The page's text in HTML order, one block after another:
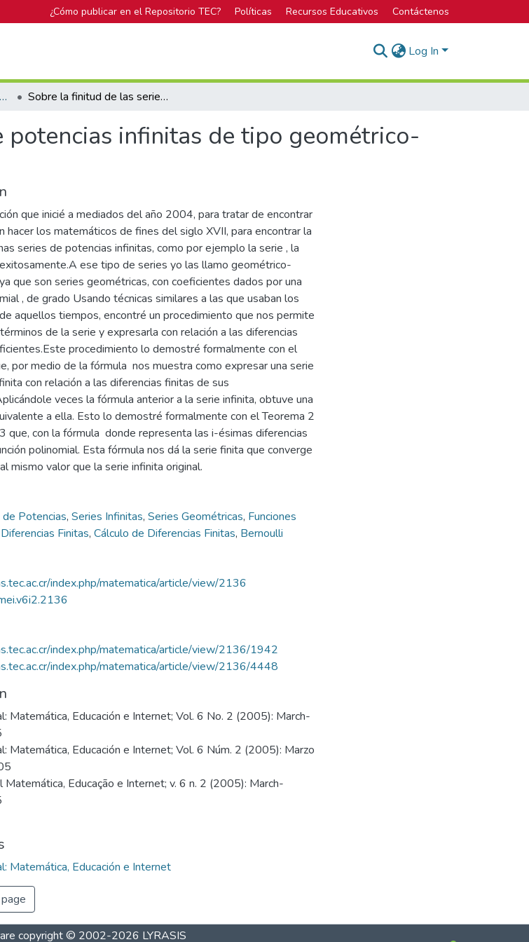
¿Cómo publicar en el Repositorio TEC? Políticas Recursos Educativos Contáctenos
Log In
Revista Digital: Matemática, Educación e Internet Sobre la finitud de las series de potencias infinitas de tipo geométrico-polinomiales
infinitas de tipo geométrico-
que inicié a mediados del año 2004, para tratar de encontrar
hacer los matemáticos de fines del siglo XVII, para encontrar la
series de potencias infinitas, como por ejemplo la serie , la
ese tipo de series yo las llamo geométrico-
que son series geométricas, con coeficientes dados por una
, de grado Usando técnicas similares a las que usaban los
aquellos tiempos, encontré un procedimiento que nos permite
de la serie y expresarla con relación a las diferencias
procedimiento lo demostré formalmente con el
por medio de la fórmula nos muestra como expresar una serie
con relación a las diferencias finitas de sus
veces la fórmula anterior a la serie infinita, obtuve una
a ella. Esto lo demostré formalmente con el Teorema 2
que, con la fórmula donde representa las i-ésimas diferencias
polinomial. Esta fórmula nos dá la serie finita que converge
mismo valor que la serie infinita original.
Potencias, Series Infinitas, Series Geométricas, Funciones
Diferencias Finitas, Cálculo de Diferencias Finitas, Bernoulli
index.php/matematica/article/view/2136
index.php/matematica/article/view/2136/1942
index.php/matematica/article/view/2136/4448
Matemática, Educación e Internet; Vol. 6 No. 2 (2005): March-
Matemática, Educación e Internet; Vol. 6 Núm. 2 (2005): Marzo
Matemática, Educação e Internet; v. 6 n. 2 (2005): March-
Matemática, Educación e Internet
copyright © 2002-2026 LYRASIS